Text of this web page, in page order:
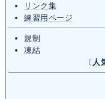
リンク集
練習用ページ
規制
凍結
〔 人